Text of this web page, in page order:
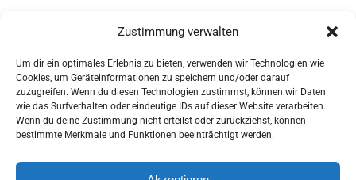
Zustimmung verwalten
Um dir ein optimales Erlebnis zu bieten, verwenden wir Technologien wie
Cookies, um Geräteinformationen zu speichern und/oder darauf
zuzugreifen. Wenn du diesen Technologien zustimmst, können wir Daten
wie das Surfverhalten oder eindeutige IDs auf dieser Website verarbeiten.
Wenn du deine Zustimmung nicht erteilst oder zurückziehst, können
bestimmte Merkmale und Funktionen beeinträchtigt werden.
Paulina Lütticke (4/1), Meike Domnick, Leonie
Wlodarek (je 3), Nicole Frackiewicz (2), Lisa
Bürstinghaus, Jessica Mertens, Kerstin Reichert (je 1).
Text:Oberberg-Aktuell.de.